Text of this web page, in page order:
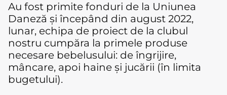
Au fost primite fonduri de la Uniunea
Daneză și începând din august 2022,
lunar, echipa de proiect de la clubul
nostru cumpăra la primele produse
necesare bebelusului: de îngrijire,
mâncare, apoi haine și jucării (în limita
bugetului).